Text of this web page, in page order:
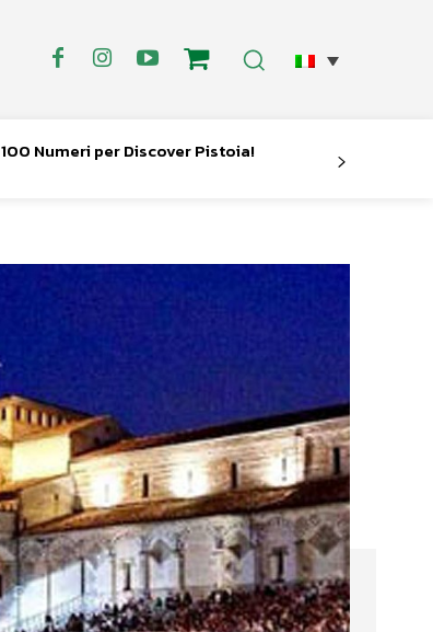
100 Numeri per Discover Pistoia!